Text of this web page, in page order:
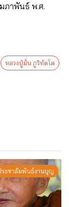
ภาพันธ์ พ.ศ.
หลวงปู่มั่น ภูริทัตโต
ระชาสัมพันธ์งานบุญ